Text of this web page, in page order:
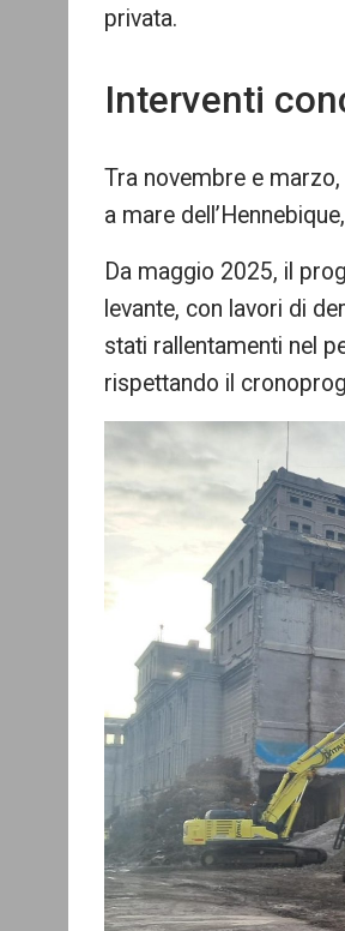
privata.
Interventi
Tra novembre e
a mare
Da maggio 2025, il
levante, con lavori di
stati rallentamenti nel
rispettando il